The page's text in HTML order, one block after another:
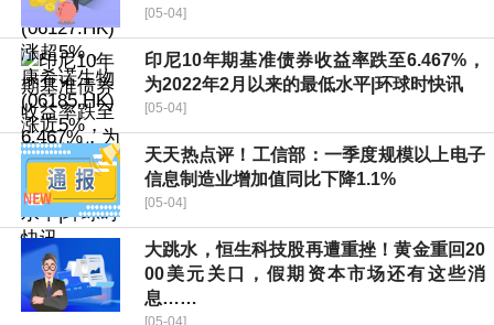
[05-04]
印尼10年期基准债券收益率跌至6.467%，
为2022年2月以来的最低水平|环球时快讯
[05-04]
天天热点评！工信部：一季度规模以上电子
信息制造业增加值同比下降1.1%
[05-04]
大跳水，恒生科技股再遭重挫！黄金重回20
00美元关口，假期资本市场还有这些消
息……
[05-04]